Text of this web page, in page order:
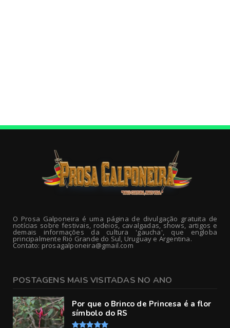
O Prosa Galponeira é uma página de divulgação gratuita de
notícias sobre festivais, rodeios, cavalgadas, shows, artigos e
demais informações da cultura 'gaucha', que engloba
principalmente Rio Grande do Sul, Uruguay e Argentina.
Contato: prosagalponeira@gmail.com
POSTAGENS MAIS VISITADAS NO ANO
Por que o Brinco de Princesa é a flor
símbolo do RS